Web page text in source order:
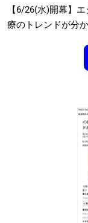
【6/26(⽔)開幕】
療のトレンドが分